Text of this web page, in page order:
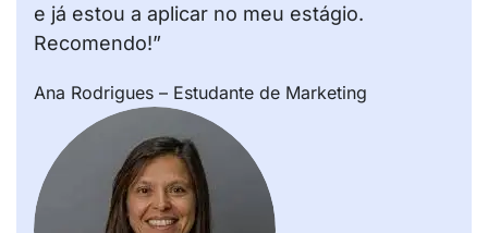
e já estou a aplicar no meu estágio.
Recomendo!”
Ana Rodrigues – Estudante de Marketing